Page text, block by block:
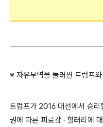
※ 자유무역을 둘러싼 트럼프
트럼프가 2016 대선에서 승
권에 따른 피로감 · 힐러리에